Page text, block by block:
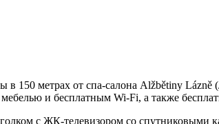
150 метрах от спа-салона Alžbětiny
и бесплатным Wi-Fi, а также
с ЖК-телевизором со спутниковыми